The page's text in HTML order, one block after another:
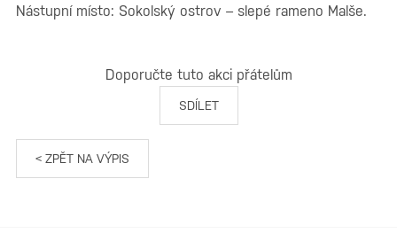
Nástupní místo: Sokolský ostrov – slepé rameno Malše.
Doporučte tuto akci přátelům
SDÍLET
< ZPĚT NA VÝPIS